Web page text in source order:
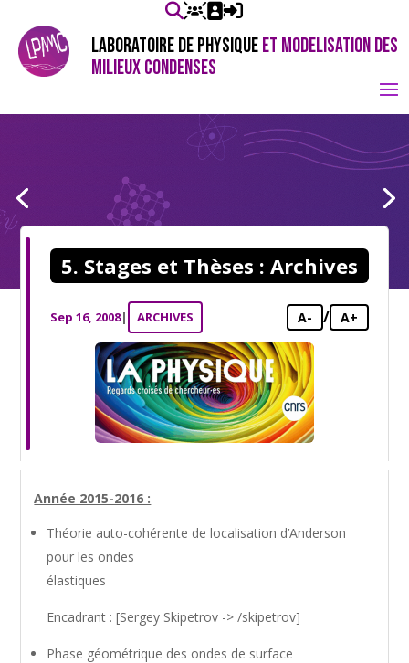
LABORATOIRE DE PHYSIQUEET MODELISATION DES
MILIEUX CONDENSES
5. Stages et Thèses : Archives
Sep 16, 2008| ARCHIVES A- / A+
Année 2015-2016 :
Théorie auto-cohérente de localisation d’Anderson
pour les ondes
élastiques
Encadrant : [Sergey Skipetrov -> /skipetrov]
Phase géométrique des ondes de surface